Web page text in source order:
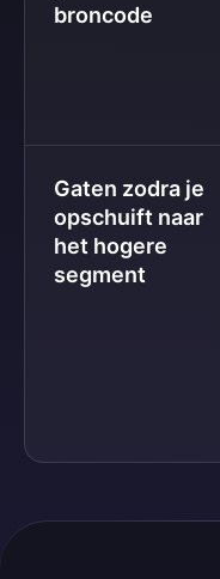
broncode
Gaten zodra je
opschuift naar
het hogere
segment